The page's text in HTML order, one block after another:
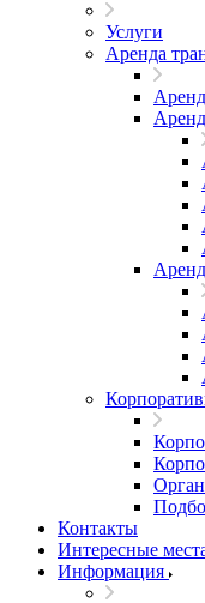
Услуги
Аренда
Контакты
Интересные
Информация